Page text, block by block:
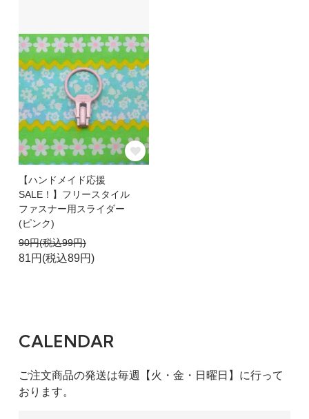
【ハンドメイド応援
SALE！】フリースタイル
ファスナー用スライダー
(ピンク)
90円(税込99円)
81円(税込89円)
CALENDAR
ご注文商品の発送は毎週【火・金・日曜日】に行って
おります。